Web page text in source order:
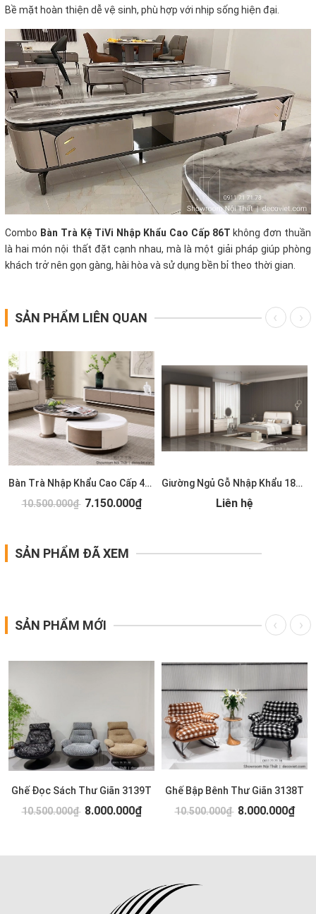
Bề mặt hoàn thiện dễ vệ sinh, phù hợp với nhịp sống hiện đại.
Combo Bàn Trà Kệ TiVi Nhập Khẩu Cao Cấp 86T không đơn thuần
là hai món nội thất đặt cạnh nhau, mà là một giải pháp giúp phòng
khách trở nên gọn gàng, hài hòa và sử dụng bền bỉ theo thời gian.
SẢN PHẨM LIÊN QUAN
Bàn Trà Nhập Khẩu Cao Cấp 489S
10.500.000₫ 7.150.000₫
Giường Ngủ Gỗ Nhập Khẩu 185T
Liên hệ
SẢN PHẨM ĐÃ XEM
SẢN PHẨM MỚI
Ghế Đọc Sách Thư Giãn 3139T
10.500.000₫ 8.000.000₫
Ghế Bập Bênh Thư Giãn 3138T
10.500.000₫ 8.000.000₫